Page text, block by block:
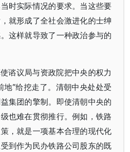
时实际情况的要求。当这些要
就形成了全社会激进化的士绅
这样就导致了一种政治参与的
谘议局与资政院把中央的权力
地”给挖走了。清朝中央处处受
集团的擎制。即使清朝中央的
也难在贯彻推行。例如，铁路
，就是一项基本合理的现代化
到作为民办铁路公司股东的既